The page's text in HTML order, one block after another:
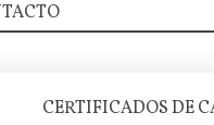
CERTIFICADOS DE